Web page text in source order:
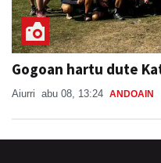
Gogoan hartu dute
Aiurri abu 08, 13:24 ANDOAIN